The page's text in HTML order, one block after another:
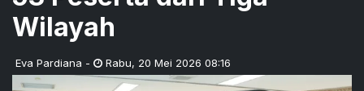
Wilayah
Eva Pardiana - Rabu, 20 Mei 2026 08:16